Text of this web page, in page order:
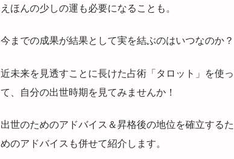
えほんの少しの運も必要になることも。
今までの成果が結果として実を結ぶのはいつなのか？
近未来を見透すことに長けた占術「タロット」を使っ
て、自分の出世時期を見てみませんか！
出世のためのアドバイス＆昇格後の地位を確立するた
めのアドバイスも併せて紹介します。